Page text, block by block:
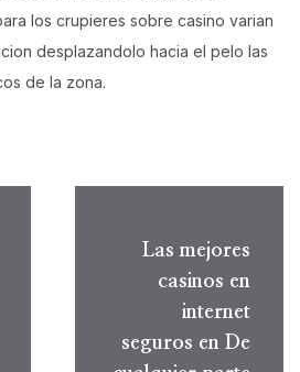
los crupieres sobre casino varian
desplazandolo hacia el pelo las
de la zona.
Las mejores
casinos en
internet
seguros en De